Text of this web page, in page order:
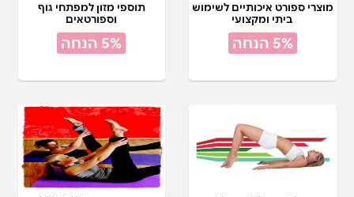
מוצרי ספורט איכותיים לשימוש
ביתי ומקצועי
5% הנחה
תוספי מזון למפתחי גוף
וספורטאים
5% הנחה